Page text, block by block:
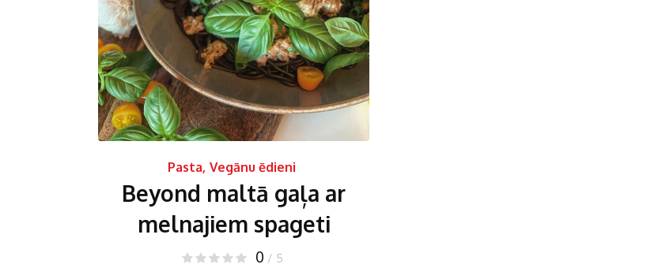
Pasta, Vegānu ēdieni
Beyond maltā gaļa ar
melnajiem spageti
0 / 5